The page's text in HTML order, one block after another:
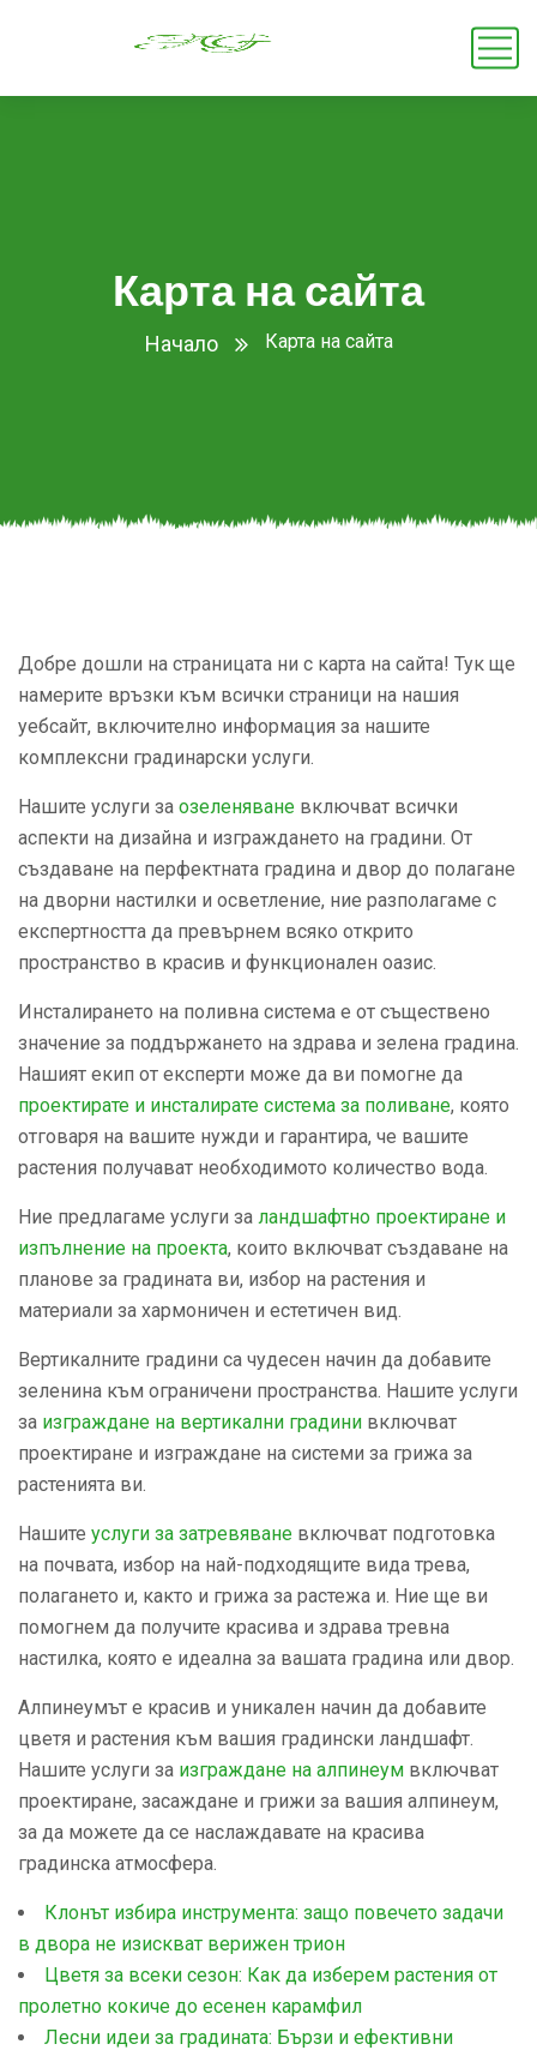
Карта на сайта
Начало Карта на сайта
Добре дошли на страницата ни с карта на сайта! Тук ще
намерите връзки към всички страници на нашия
уебсайт, включително информация за нашите
комплексни градинарски услуги.
Нашите услуги за озеленяване включват всички
аспекти на дизайна и изграждането на градини. От
създаване на перфектната градина и двор до полагане
на дворни настилки и осветление, ние разполагаме с
експертността да превърнем всяко открито
пространство в красив и функционален оазис.
Инсталирането на поливна система е от съществено
значение за поддържането на здрава и зелена градина.
Нашият екип от експерти може да ви помогне да
проектирате и инсталирате система за поливане, която
отговаря на вашите нужди и гарантира, че вашите
растения получават необходимото количество вода.
Ние предлагаме услуги за ландшафтнo проектиране и
изпълнение на проекта, които включват създаване на
планове за градината ви, избор на растения и
материали за хармоничен и естетичен вид.
Вертикалните градини са чудесен начин да добавите
зеленина към ограничени пространства. Нашите услуги
за изграждане на вертикални градини включват
проектиране и изграждане на системи за грижа за
растенията ви.
Нашите услуги за затревяване включват подготовка
на почвата, избор на най-подходящите вида трева,
полагането и, както и грижа за растежа и. Ние ще ви
помогнем да получите красива и здрава тревна
настилка, която е идеална за вашата градина или двор.
Алпинеумът е красив и уникален начин да добавите
цветя и растения към вашия градински ландшафт.
Нашите услуги за изграждане на алпинеум включват
проектиране, засаждане и грижи за вашия алпинеум,
за да можете да се наслаждавате на красива
градинска атмосфера.
Клонът избира инструмента: защо повечето задачи
в двора не изискват верижен трион
Цветя за всеки сезон: Как да изберем растения от
пролетно кокиче до есенен карамфил
Лесни идеи за градината: Бързи и ефективни